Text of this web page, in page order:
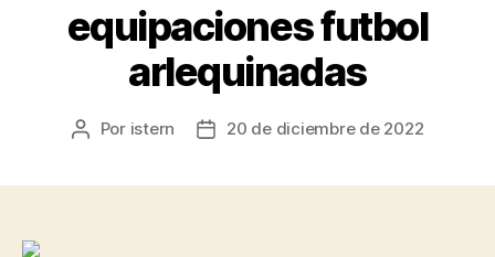
equipaciones futbol
arlequinadas
Autor
Por istern
Fecha20 de diciembre de 2022